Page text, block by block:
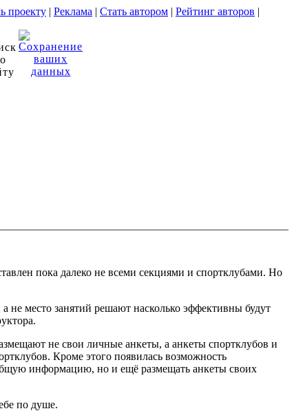
проекту | Реклама | Стать автором | Рейтинг авторов |
пока далеко не всеми секциями и спортклубами. Но
не место занятий решают насколько эффективны будут
не свои личные анкеты, а анкеты спортклубов и
Кроме этого появилась возможность
информацию, но и ещё размещать анкеты своих
по душе.